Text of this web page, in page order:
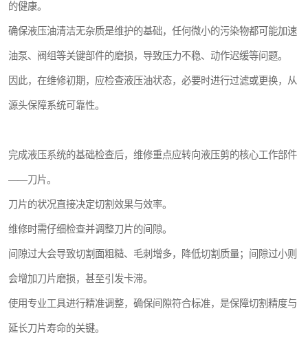
的健康。
确保液压油清洁无杂质是维护的基础，任何微小的污染物都可能加速
油泵、阀组等关键部件的磨损，导致压力不稳、动作迟缓等问题。
因此，在维修初期，应检查液压油状态，必要时进行过滤或更换，从
源头保障系统可靠性。
完成液压系统的基础检查后，维修重点应转向液压剪的核心工作部件
——刀片。
刀片的状况直接决定切割效果与效率。
维修时需仔细检查并调整刀片的间隙。
间隙过大会导致切割面粗糙、毛刺增多，降低切割质量；间隙过小则
会增加刀片磨损，甚至引发卡滞。
使用专业工具进行精准调整，确保间隙符合标准，是保障切割精度与
延长刀片寿命的关键。